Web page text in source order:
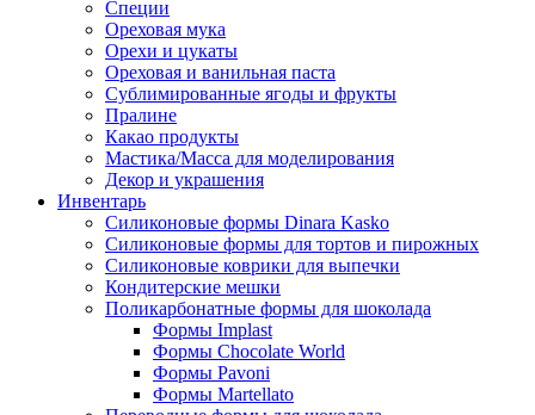
Специи
Ореховая мука
Орехи и цукаты
Ореховая и ванильная паста
Сублимированные ягоды и фрукты
Пралине
Какао продукты
Мастика/Масса для моделирования
Декор и украшения
Инвентарь
Силиконовые формы Dinara Kasko
Силиконовые формы для тортов и пирожных
Силиконовые коврики для выпечки
Кондитерские мешки
Поликарбонатные формы для шоколада
Формы Implast
Формы Chocolate World
Формы Pavoni
Формы Martellato